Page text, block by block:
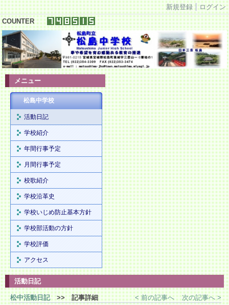
新規登録
ログイン
COUNTER
メニュー
松島中学校
活動日記
学校紹介
年間行事予定
月間行事予定
校歌紹介
学校沿革史
学校いじめ防止基本方針
学校部活動の方針
学校評価
アクセス
活動日記
松中活動日記>> 記事詳細 < 前の記事へ 次の記事へ >